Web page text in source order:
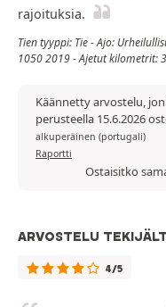
rajoituksia.
Tien tyyppi: Tie - Ajo:
1050 2019 - Ajetut kilometrit:
Käännetty arvostelu,
perusteella 15.6.2026
alkuperäinen (portugali)
Raportti
Ostaisitko
ARVOSTELU
4/5